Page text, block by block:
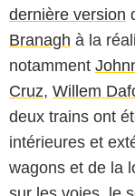
dernière version
Branagh à la
notamment
Cruz, Willem
deux trains ont
intérieures et
wagons et de la